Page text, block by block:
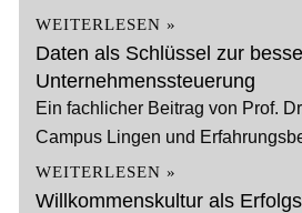
WEITERLESEN »
Daten als Schlüssel zur
Unternehmenssteuerung
Ein fachlicher Beitrag von Prof.
Campus Lingen und
WEITERLESEN »
Willkommenskultur als